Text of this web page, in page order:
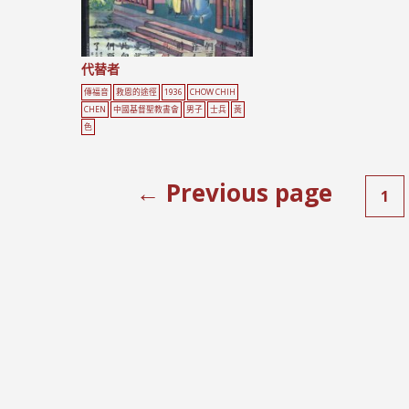
代替者
傳福音 救恩的途徑 1936
CHOW CHIH
CHEN
中國基督聖教書會 男子 士兵
黃
色
← Previous page 1